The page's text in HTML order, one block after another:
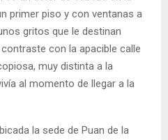
primer piso y con ventanas a
gritos que le destinan
con la apacible calle
muy distinta a la
al momento de llegar a la
la sede de Puan de la